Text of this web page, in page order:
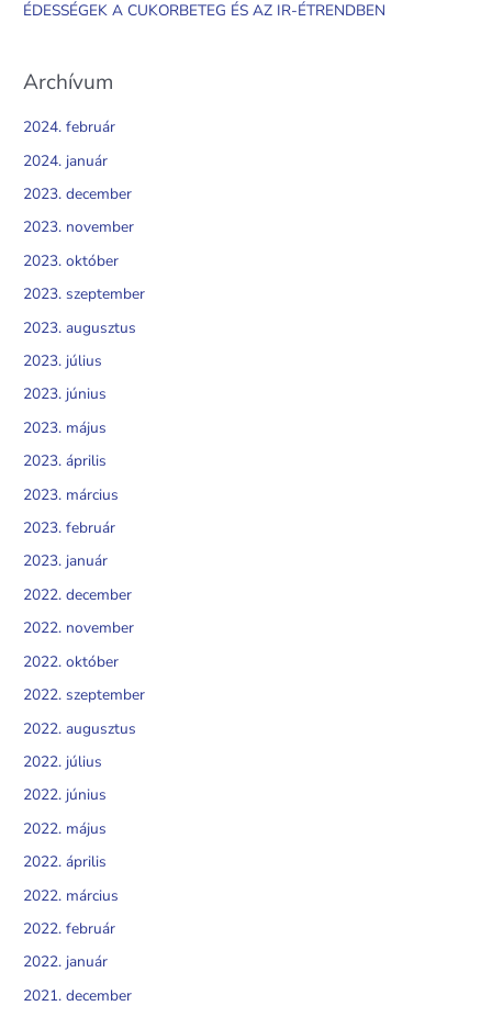
:ÉDESSÉGEK A CUKORBETEG ÉS AZ IR-ÉTRENDBEN
Archívum
2024. február
2024. január
2023. december
2023. november
2023. október
2023. szeptember
2023. augusztus
2023. július
2023. június
2023. május
2023. április
2023. március
2023. február
2023. január
2022. december
2022. november
2022. október
2022. szeptember
2022. augusztus
2022. július
2022. június
2022. május
2022. április
2022. március
2022. február
2022. január
2021. december